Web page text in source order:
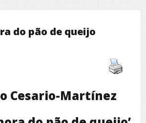
do pão de queijo
Cesario-Martínez